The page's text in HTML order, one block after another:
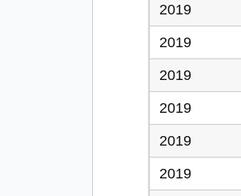
2019
2019
2019
2019
2019
2019